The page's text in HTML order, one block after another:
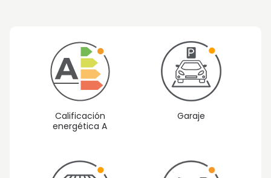
Calificación
energética A
Garaje